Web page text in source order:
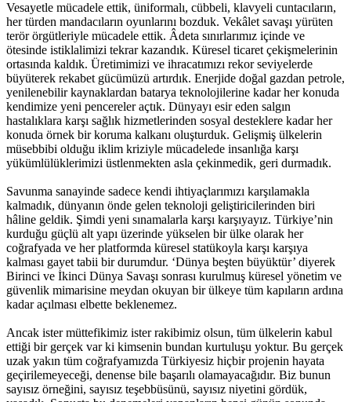
Vesayetle mücadele ettik, üniformalı, cübbeli, klavyeli cuntacıların,
her türden mandacıların oyunlarını bozduk. Vekâlet savaşı yürüten
terör örgütleriyle mücadele ettik. Âdeta sınırlarımız içinde ve
ötesinde istiklalimizi tekrar kazandık. Küresel ticaret çekişmelerinin
ortasında kaldık. Üretimimizi ve ihracatımızı rekor seviyelerde
büyüterek rekabet gücümüzü artırdık. Enerjide doğal gazdan petrole,
yenilenebilir kaynaklardan batarya teknolojilerine kadar her konuda
kendimize yeni pencereler açtık. Dünyayı esir eden salgın
hastalıklara karşı sağlık hizmetlerinden sosyal desteklere kadar her
konuda örnek bir koruma kalkanı oluşturduk. Gelişmiş ülkelerin
müsebbibi olduğu iklim kriziyle mücadelede insanlığa karşı
yükümlülüklerimizi üstlenmekten asla çekinmedik, geri durmadık.
Savunma sanayinde sadece kendi ihtiyaçlarımızı karşılamakla
kalmadık, dünyanın önde gelen teknoloji geliştiricilerinden biri
hâline geldik. Şimdi yeni sınamalarla karşı karşıyayız. Türkiye’nin
kurduğu güçlü alt yapı üzerinde yükselen bir ülke olarak her
coğrafyada ve her platformda küresel statükoyla karşı karşıya
kalması gayet tabii bir durumdur. ‘Dünya beşten büyüktür’ diyerek
Birinci ve İkinci Dünya Savaşı sonrası kurulmuş küresel yönetim ve
güvenlik mimarisine meydan okuyan bir ülkeye tüm kapıların ardına
kadar açılması elbette beklenemez.
Ancak ister müttefikimiz ister rakibimiz olsun, tüm ülkelerin kabul
ettiği bir gerçek var ki kimsenin bundan kurtuluşu yoktur. Bu gerçek
uzak yakın tüm coğrafyamızda Türkiyesiz hiçbir projenin hayata
geçirilemeyeceği, denense bile başarılı olamayacağıdır. Biz bunun
sayısız örneğini, sayısız teşebbüsünü, sayısız niyetini gördük,